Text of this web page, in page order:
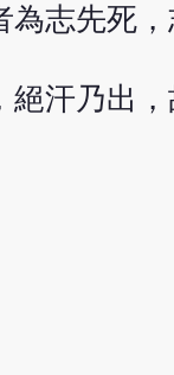
志先死，
汗乃出